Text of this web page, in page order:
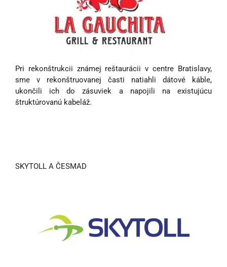
Pri rekonštrukcii známej reštaurácii v centre Bratislavy,
sme v rekonštruovanej časti natiahli dátové káble,
ukončili ich do zásuviek a napojili na existujúcu
štruktúrovanú kabeláž.
SKYTOLL A ČESMAD